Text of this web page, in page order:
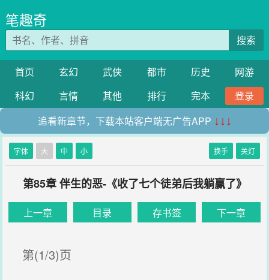
笔趣奇
搜索
首页 玄幻 武侠 都市 历史
网游
科幻
言情 其他 排行 完本
登录
追看新章节，下载本站客户端无广告APP ↓↓↓
字体 大 中 小 换手 关灯
第85章 伴生的恶-《收了七个徒弟后我躺赢了》
上一章 目录 存书签 下一章
第(1/3)页